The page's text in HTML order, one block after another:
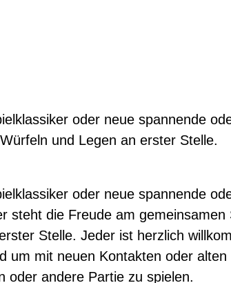
oder neue spannende
und Legen an erster Stelle.
oder neue spannende
steht die Freude am gemeinsamen
Stelle. Jeder ist herzlich
um mit neuen Kontakten oder alten
oder andere Partie zu spielen.